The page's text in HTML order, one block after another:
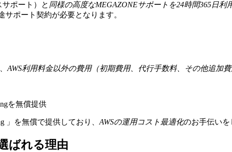
ポート）と 同様の高度なMEGAZONEサポートを24時間365日利
ポート契約が必要となります。
AWS利用料金以外の費用（初期費用、代行手数料、その他追加
を無償提供
」を無償で提供しており、 AWSの運⽤コスト最適化のお⼿伝いを
ばれる理由